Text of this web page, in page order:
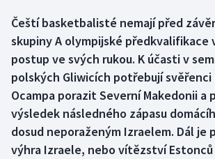
Box
Curling
Dostihy
Florbal
Čeští basketbalisté nemají před
skupiny A olympijské předkvalifikace
postup ve svých rukou. K účasti v
polských Gliwicích potřebují
Ocampa porazit Severní Makedonii a
výsledek následného zápasu
dosud neporaženým Izraelem. Dál je
výhra Izraele, nebo vítězství Estonců